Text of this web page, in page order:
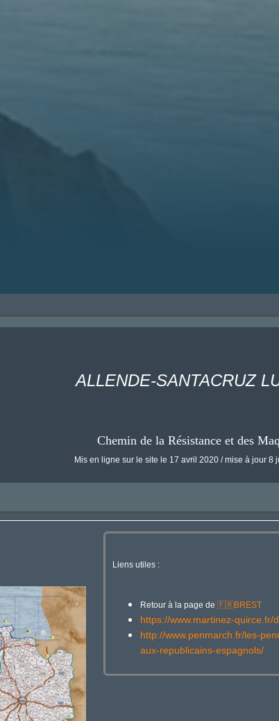
ALLENDE-SANTACRUZ
Chemin de la Résistance et des
Mis en ligne sur le site le 17 avril 2020 / mise à jour 8
Liens utiles :
Retour à la page de 🇫🇷BREST
https://www.martinez-quirce.fr/
http://www.penmarch.fr/les-
aux-republicains-espagnols/